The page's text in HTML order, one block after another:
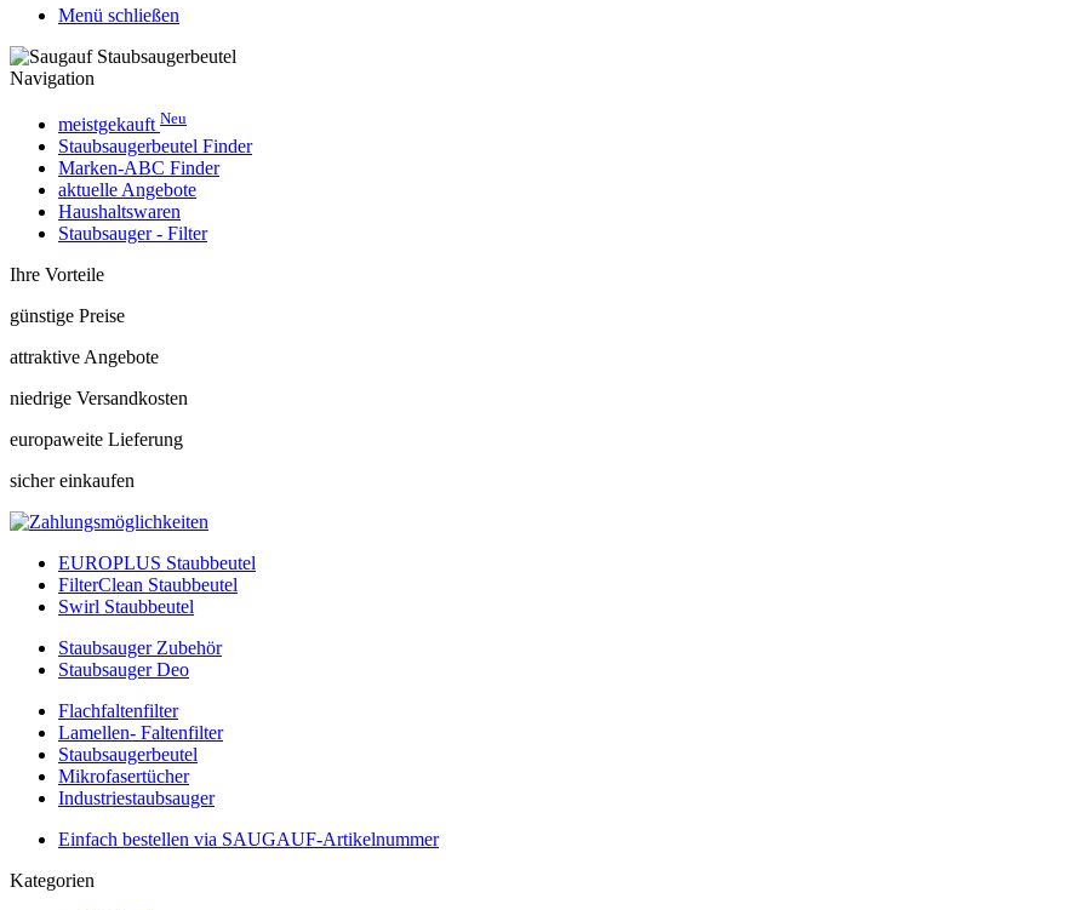
Menü schließen
Navigation
meistgekauft Neu
Staubsaugerbeutel Finder
Marken-ABC Finder
aktuelle Angebote
Haushaltswaren
Staubsauger - Filter
Ihre Vorteile
günstige Preise
attraktive Angebote
niedrige Versandkosten
europaweite Lieferung
sicher einkaufen
EUROPLUS Staubbeutel
FilterClean Staubbeutel
Swirl Staubbeutel
Staubsauger Zubehör
Staubsauger Deo
Flachfaltenfilter
Lamellen- Faltenfilter
Staubsaugerbeutel
Mikrofasertücher
Industriestaubsauger
Einfach bestellen via SAUGAUF-Artikelnummer
Kategorien